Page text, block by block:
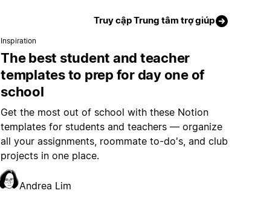
Truy cập Trung tâm trợ giúp
Inspiration
The best student and teacher
templates to prep for day one of
school
Get the most out of school with these Notion
templates for students and teachers — organize
all your assignments, roommate to-do's, and club
projects in one place.
Andrea Lim